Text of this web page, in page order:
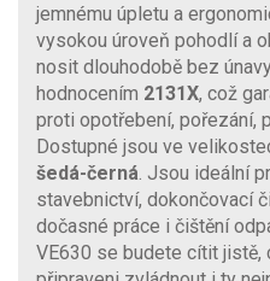
jemnému úpletu a
vysokou úroveň pohodlí a
nosit dlouhodobě bez
hodnocením 2131X, což
proti opotřebení, pořezání,
Dostupné jsou ve
šedá-černá . Jsou ideální
stavebnictví, dokončovací
dočasné práce i čištění
VE630 se budete cítit jistě,